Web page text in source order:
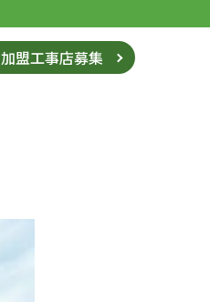
加盟工事店募集